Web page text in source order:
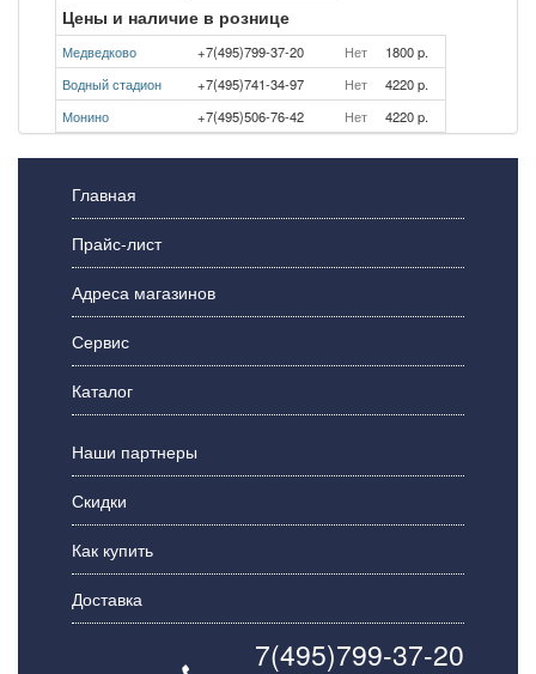
Цены и наличие в рознице
Медведково +7(495)799-37-20 Нет
1800 p.
Водный стадион
+7(495)741-34-97 Нет
4220 p.
Монино
+7(495)506-76-42 Нет 4220 p.
Главная
Прайс-лист
Адреса магазинов
Сервис
Каталог
Наши партнеры
Скидки
Как купить
Доставка
7(495)799-37-20